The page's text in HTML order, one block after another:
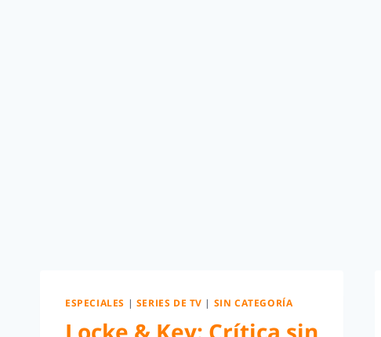
ESPECIALES | SERIES DE TV | SIN CATEGORÍA